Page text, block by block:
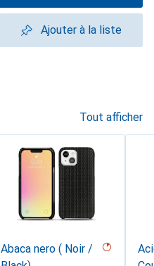
Ajouter à la liste
Tout afficher
Abaca nero ( Noir /